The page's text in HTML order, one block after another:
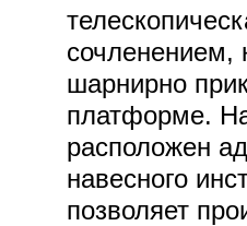
сочленением,
шарнирно
платформе.
расположен
навесного
позволяет